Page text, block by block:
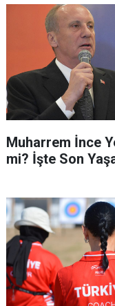
Muharrem İnce
mi? İşte Son